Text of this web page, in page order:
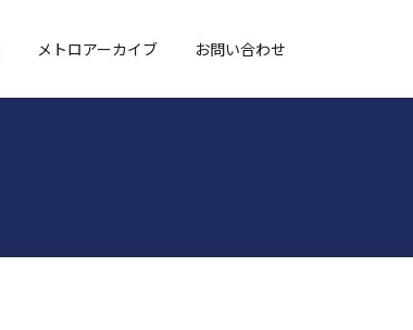
メトロアーカイブ お問い合わせ